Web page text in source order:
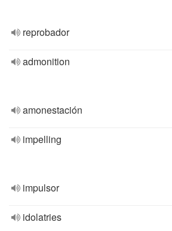
reprobador
admonition
amonestación
impelling
impulsor
idolatries